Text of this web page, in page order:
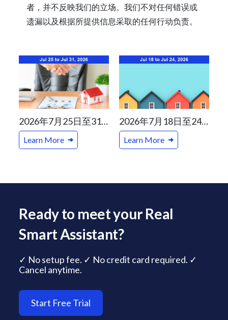
者，并不反映我们的立场。我们不对任何错误或
遗漏以及根据所提供信息采取的任何行动负责。
2026年7月25日至31日加拿大及温哥华一周地产新闻精选
Learn More
2026年7月18日至24日加拿大及温哥华一周地产新闻精选
Learn More
Ready to meet your Real
Smart Assistant?
✓ No setup fee. ✓ No credit card required. ✓
Cancel anytime.
Start Free Trial